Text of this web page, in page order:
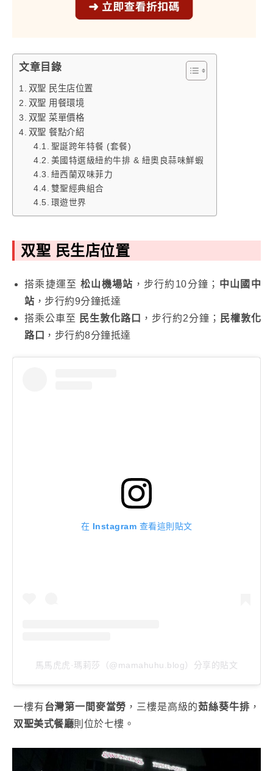
文章目錄
双聖 民生店位置
双聖 用餐環境
双聖 菜單價格
双聖 餐點介紹
聖誕跨年特餐 (套餐)
美國特選級紐約牛排 & 紐奧良蒜味鮮蝦
紐西蘭双味菲力
雙聖經典組合
環遊世界
双聖 民生店位置
搭乘捷運至 松山機場站 ，步行約10分鐘； 中山國中
站 ，步行約9分鐘抵達
搭乘公車至 民生敦化路口 ，步行約2分鐘； 民權敦化
路口 ，步行約8分鐘抵達
在 Instagram 查看這則貼文
馬馬虎虎·瑪莉莎（@mamahuhu.blog）分享的貼文
一樓有台灣第一間麥當勞 ，三樓是高級的茹絲葵牛排 ，
双聖美式餐廳則位於七樓。